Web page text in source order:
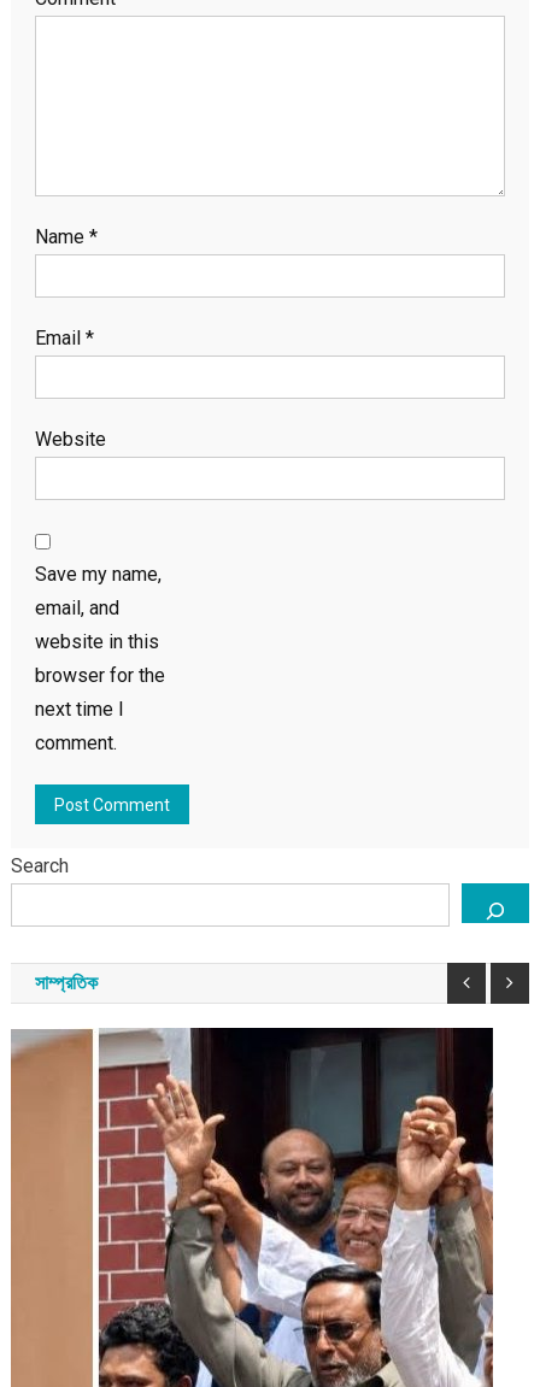
Name *
Email *
Website
Save my name,
email, and
website in this
browser for the
next time I
comment.
Search
সাম্প্রতিক